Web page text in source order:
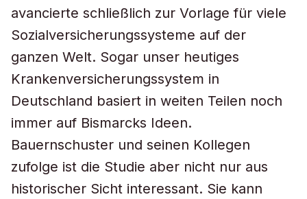
avancierte schließlich zur Vorlage für viele
Sozialversicherungssysteme auf der
ganzen Welt. Sogar unser heutiges
Krankenversicherungssystem in
Deutschland basiert in weiten Teilen noch
immer auf Bismarcks Ideen.
Bauernschuster und seinen Kollegen
zufolge ist die Studie aber nicht nur aus
historischer Sicht interessant. Sie kann